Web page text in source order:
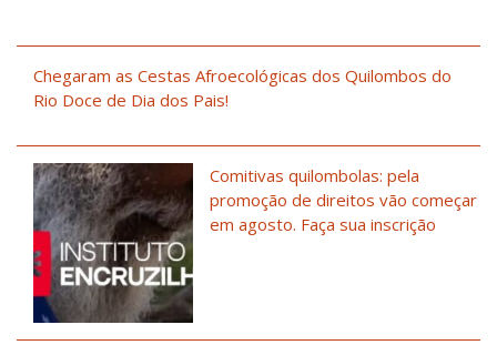
Chegaram as Cestas Afroecológicas dos Quilombos do
Rio Doce de Dia dos Pais!
Comitivas quilombolas: pela
promoção de direitos vão começar
em agosto. Faça sua inscrição